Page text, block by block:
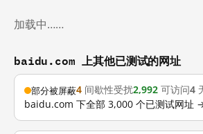
加载中……
baidu.com 上其他已测试的网址
部分被屏蔽4 间歇性受扰2,992 可访问4
baidu.com 下全部 3,000 个已测试网址